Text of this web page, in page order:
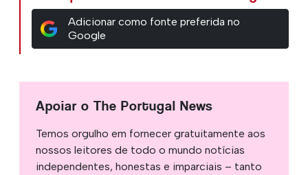
Adicionar como fonte preferida no
Google
Apoiar o The Portugal News
Temos orgulho em fornecer gratuitamente aos
nossos leitores de todo o mundo notícias
independentes, honestas e imparciais – tanto